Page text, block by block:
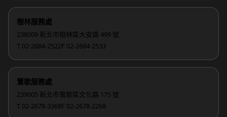
樹林服務處
238009 新北市樹林區大安路 499 號
T 02-2684-2522F 02-2684-2533
鶯歌服務處
239005 新北市鶯歌區文化路 175 號
T 02-2678-3368F 02-2678-2268